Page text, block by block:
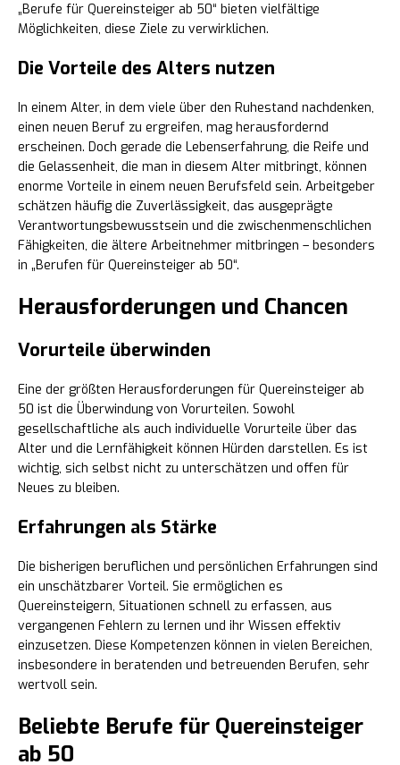
„Berufe für Quereinsteiger ab 50“ bieten vielfältige
Möglichkeiten, diese Ziele zu verwirklichen.
Die Vorteile des Alters nutzen
In einem Alter, in dem viele über den Ruhestand nachdenken,
einen neuen Beruf zu ergreifen, mag herausfordernd
erscheinen. Doch gerade die Lebenserfahrung, die Reife und
die Gelassenheit, die man in diesem Alter mitbringt, können
enorme Vorteile in einem neuen Berufsfeld sein. Arbeitgeber
schätzen häufig die Zuverlässigkeit, das ausgeprägte
Verantwortungsbewusstsein und die zwischenmenschlichen
Fähigkeiten, die ältere Arbeitnehmer mitbringen – besonders
in „Berufen für Quereinsteiger ab 50“.
Herausforderungen und Chancen
Vorurteile überwinden
Eine der größten Herausforderungen für Quereinsteiger ab
50 ist die Überwindung von Vorurteilen. Sowohl
gesellschaftliche als auch individuelle Vorurteile über das
Alter und die Lernfähigkeit können Hürden darstellen. Es ist
wichtig, sich selbst nicht zu unterschätzen und offen für
Neues zu bleiben.
Erfahrungen als Stärke
Die bisherigen beruflichen und persönlichen Erfahrungen sind
ein unschätzbarer Vorteil. Sie ermöglichen es
Quereinsteigern, Situationen schnell zu erfassen, aus
vergangenen Fehlern zu lernen und ihr Wissen effektiv
einzusetzen. Diese Kompetenzen können in vielen Bereichen,
insbesondere in beratenden und betreuenden Berufen, sehr
wertvoll sein.
Beliebte Berufe für Quereinsteiger
ab 50